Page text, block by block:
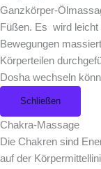
Ganzkörper-
Füßen. Es wird leicht
Bewegungen
Körperteilen
Dosha wechseln
Schließen
Chakra-Massage
Die Chakren sind
auf der